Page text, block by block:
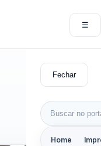
☰
Fechar
Buscar por:
Home